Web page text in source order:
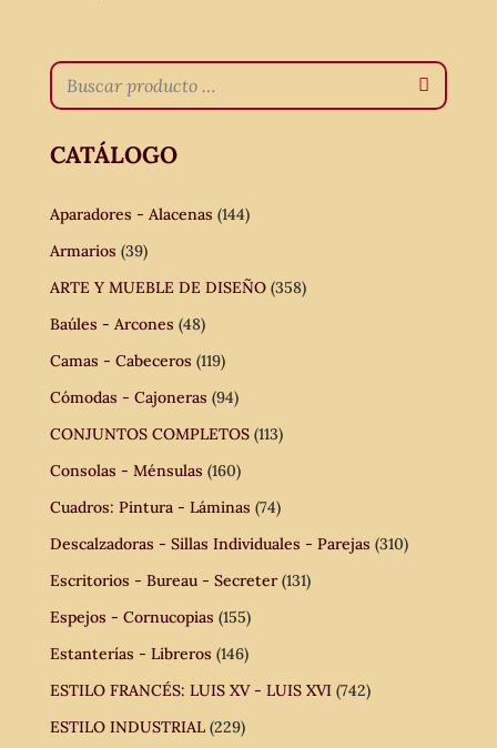
CATÁLOGO
Aparadores - Alacenas (144)
Armarios (39)
ARTE Y MUEBLE DE DISEÑO (358)
Baúles - Arcones (48)
Camas - Cabeceros (119)
Cómodas - Cajoneras (94)
CONJUNTOS COMPLETOS (113)
Consolas - Ménsulas (160)
Cuadros: Pintura - Láminas (74)
Descalzadoras - Sillas Individuales - Parejas (310)
Escritorios - Bureau - Secreter (131)
Espejos - Cornucopias (155)
Estanterías - Libreros (146)
ESTILO FRANCÉS: LUIS XV - LUIS XVI (742)
ESTILO INDUSTRIAL (229)